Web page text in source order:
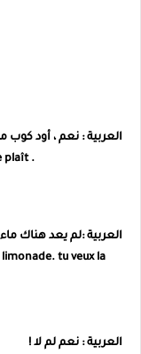
العربية : نعم ، أود
plaît .
العربية :لم يعد هناك
limonade. tu veux la
العربية : نعم لم لا !